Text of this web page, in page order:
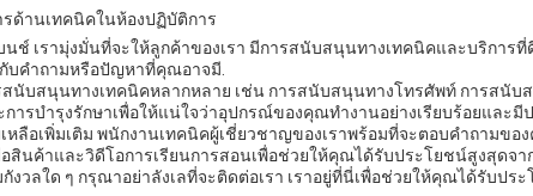
ด้านเทคนิคในห้องปฏิบัติการ
นช์ เรามุ่งมั่นที่จะให้ลูกค้าของเรา มีการสนับสนุนทางเทคนิคและบริการ
บคําถามหรือปัญหาที่คุณอาจมี.
สนับสนุนทางเทคนิคหลากหลาย เช่น การสนับสนุนทางโทรศัพท์ การสนับ
ารบํารุงรักษาเพื่อให้แน่ใจว่าอุปกรณ์ของคุณทํางานอย่างเรียบร้อยและมี
ลือเพิ่มเติม พนักงานเทคนิคผู้เชี่ยวชาญของเราพร้อมที่จะตอบคําถามขอ
สินค้าและวิดีโอการเรียนการสอนเพื่อช่วยให้คุณได้รับประโยชน์สูงสุดจ
วลใด ๆ กรุณาอย่าลังเลที่จะติดต่อเรา เราอยู่ที่นี่เพื่อช่วยให้คุณได้รับปร